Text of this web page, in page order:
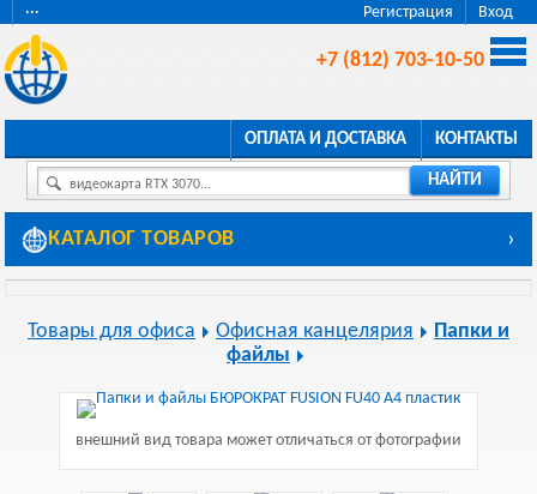
Регистрация Вход
···
+7 (812) 703-10-50
ОПЛАТА И ДОСТАВКА КОНТАКТЫ
видеокарта RTX 3070... НАЙТИ
КАТАЛОГ ТОВАРОВ ›
Товары для офиса Офисная канцелярия
Папки и
файлы
внешний вид товара может отличаться от фотографии